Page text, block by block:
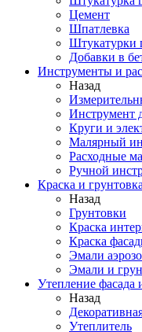
Цемент
Шпатлевка
Штукатурки
Добавки в
Инструменты и
Назад
Инструмент
Круги и
Малярный
Расходные
Ручной
Краска и
Назад
Грунтовки
Краска
Краска
Эмали
Эмали и
Утепление фасада
Назад
Утеплитель